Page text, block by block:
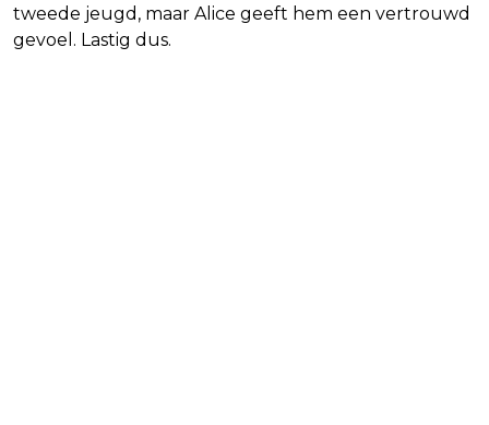
tweede jeugd, maar Alice geeft hem een vertrouwd
gevoel. Lastig dus.